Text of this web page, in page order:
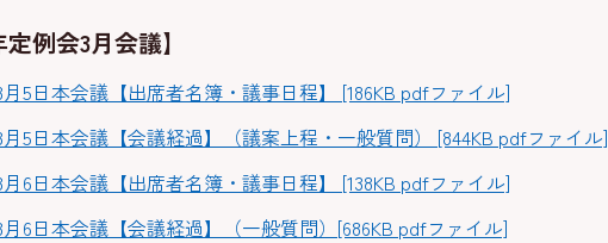
定例会3月会議】
月5日本会議【出席者名簿・議事日程】 [186KB pdfファイル]
月5日本会議【会議経過】（議案上程・一般質問） [844KB pdfファイル]
月6日本会議【出席者名簿・議事日程】 [138KB pdfファイル]
月6日本会議【会議経過】（一般質問）[686KB pdfファイル]